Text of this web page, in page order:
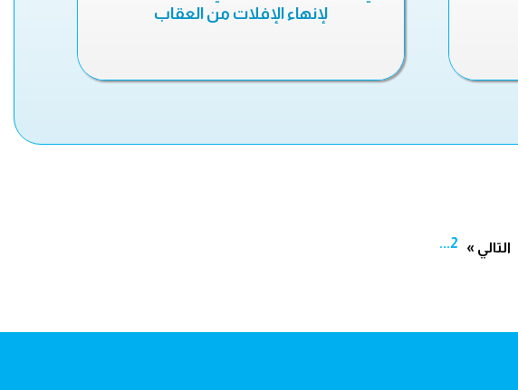
لإنهاء الإفلات من العقاب
2
... التالي »